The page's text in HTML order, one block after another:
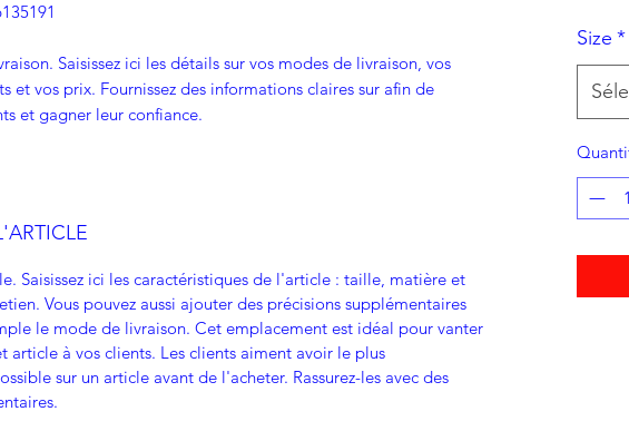
Saisissez ici les détails sur vos modes de livraison, vos
et vos prix. Fournissez des informations claires sur afin de
et gagner leur confiance.
Saisissez ici les caractéristiques de l'article : taille, matière et
Vous pouvez aussi ajouter des précisions supplémentaires
le mode de livraison. Cet emplacement est idéal pour vanter
article à vos clients. Les clients aiment avoir le plus
sur un article avant de l'acheter. Rassurez-les avec des
Size *